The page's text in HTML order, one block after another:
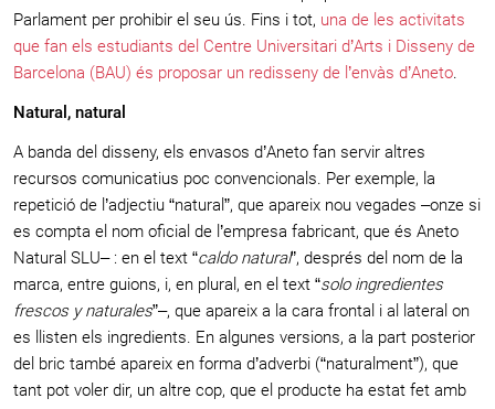
Parlament per prohibir el seu ús. Fins i tot, una de les activitats
que fan els estudiants del Centre Universitari d’Arts i Disseny de
Barcelona (BAU) és proposar un redisseny de l’envàs d’Aneto.
Natural, natural
A banda del disseny, els envasos d’Aneto fan servir altres
recursos comunicatius poc convencionals. Per exemple, la
repetició de l’adjectiu “natural”, que apareix nou vegades –onze si
es compta el nom oficial de l’empresa fabricant, que és Aneto
Natural SLU– : en el text “caldo natural”, després del nom de la
marca, entre guions, i, en plural, en el text “solo ingredientes
frescos y naturales”–, que apareix a la cara frontal i al lateral on
es llisten els ingredients. En algunes versions, a la part posterior
del bric també apareix en forma d’adverbi (“naturalment”), que
tant pot voler dir, un altre cop, que el producte ha estat fet amb